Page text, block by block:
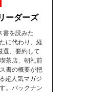
ーダーズ
書を読みた
に代わり、経
選、要約して
茶店、朝礼前
書の概要が把
超人気マガジ
。バックナン